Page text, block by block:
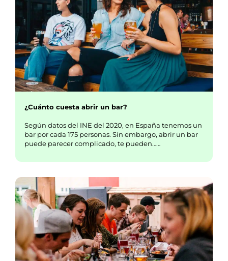
¿Cuánto cuesta abrir un bar?
Según datos del INE del 2020, en España tenemos un
bar por cada 175 personas. Sin embargo, abrir un bar
puede parecer complicado, te pueden……